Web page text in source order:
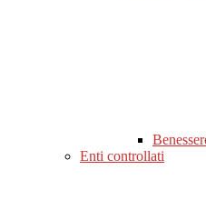
Enti controllati